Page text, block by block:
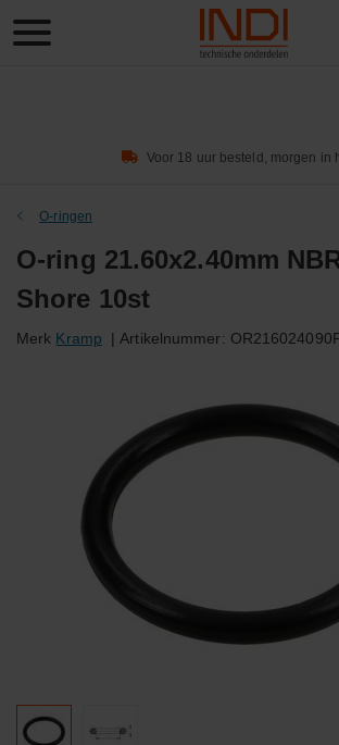
Product
zoeken
Voor 18 uur besteld, morgen in
O-ringen
O-ring 21.60x2.40mm
Shore 10st
Merk Kramp | Artikelnummer: